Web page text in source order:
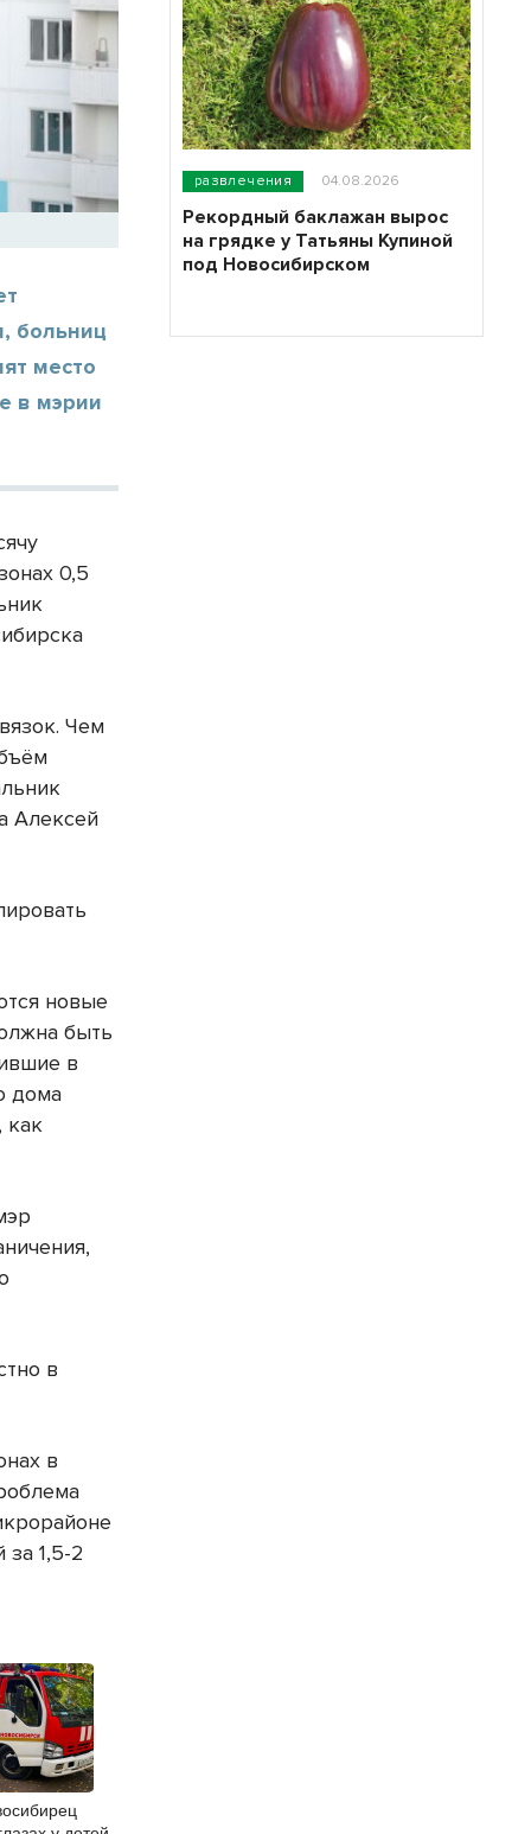
больниц
место
в мэрии
0,5
Чем
Алексей
новые
быть
в
дома
как
в
в
1,5-2
развлечения 04.08.2026
Рекордный баклажан вырос
на грядке у Татьяны Купиной
под Новосибирском